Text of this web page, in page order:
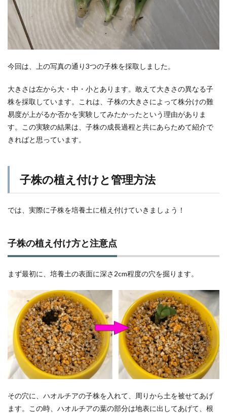
今回は、上の写真の通り3つの子株を採取しました。
大きさは左から大・中・小とあります。敢えて大きさの異なる子
株を採取しています。これは、子株の大きさによって株分けの難
易度が上がるか否かを実験してみたかったという理由がありま
す。この実験の結果は、子株の成長過程と共にあらためて紹介で
きればと思っています。
子株の植え付けと管理方法
では、実際に子株を培養土に植え付けていきましょう！
子株の植え付け方と注意点
まず最初に、培養土の表面に深さ2cm程度の穴を掘ります。
その穴に、ハオルチアの子株を入れて、周りから土を被せてあげ
ます。この時、ハオルチアの葉の部分は地表に出してあげて、根